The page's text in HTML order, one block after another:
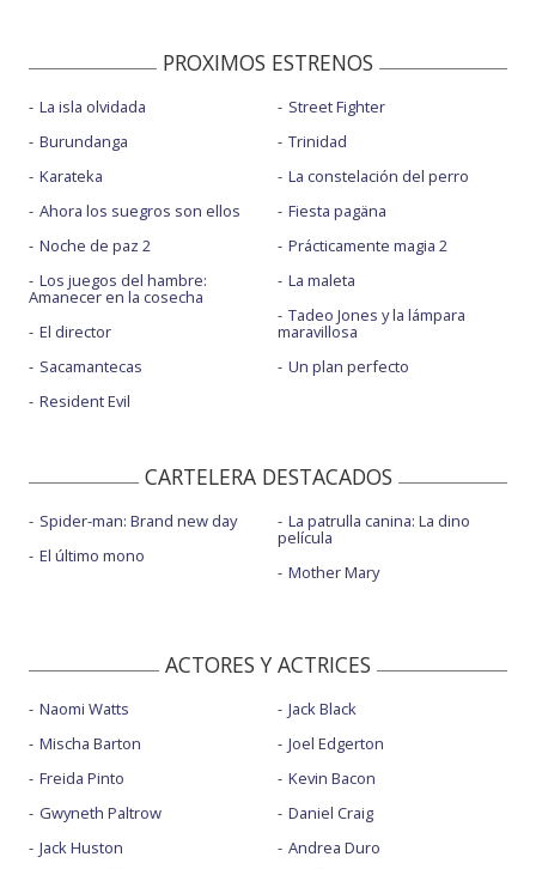
PROXIMOS ESTRENOS
La isla olvidada
Burundanga
Karateka
Ahora los suegros son ellos
Noche de paz 2
Los juegos del hambre:
Amanecer en la cosecha
El director
Sacamantecas
Resident Evil
Street Fighter
Trinidad
La constelación del perro
Fiesta pagäna
Prácticamente magia 2
La maleta
Tadeo Jones y la lámpara
maravillosa
Un plan perfecto
CARTELERA DESTACADOS
Spider-man: Brand new day
El último mono
La patrulla canina: La dino
película
Mother Mary
ACTORES Y ACTRICES
Naomi Watts
Mischa Barton
Freida Pinto
Gwyneth Paltrow
Jack Huston
Jack Black
Joel Edgerton
Kevin Bacon
Daniel Craig
Andrea Duro